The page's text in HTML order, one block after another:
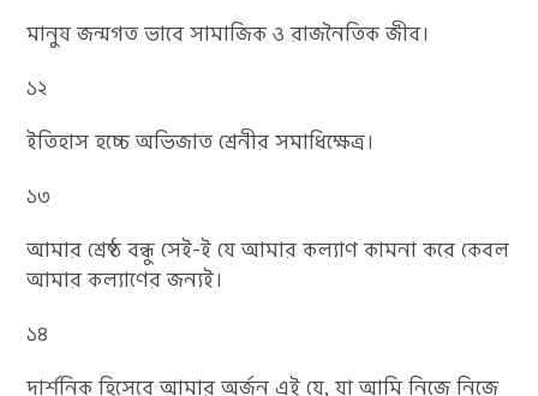
মানুষ জন্মগত ভাবে সামাজিক ও রাজনৈতিক জীব।
১২
ইতিহাস হচ্চে অভিজাত শ্রেনীর সমাধিক্ষেত্র।
১৩
আমার শ্রেষ্ঠ বন্ধু সেই-ই যে আমার কল্যাণ কামনা করে কেবল
আমার কল্যাণের জন্যই।
১৪
দার্শনিক হিসেবে আমার অর্জন এই যে, যা আমি নিজে নিজে